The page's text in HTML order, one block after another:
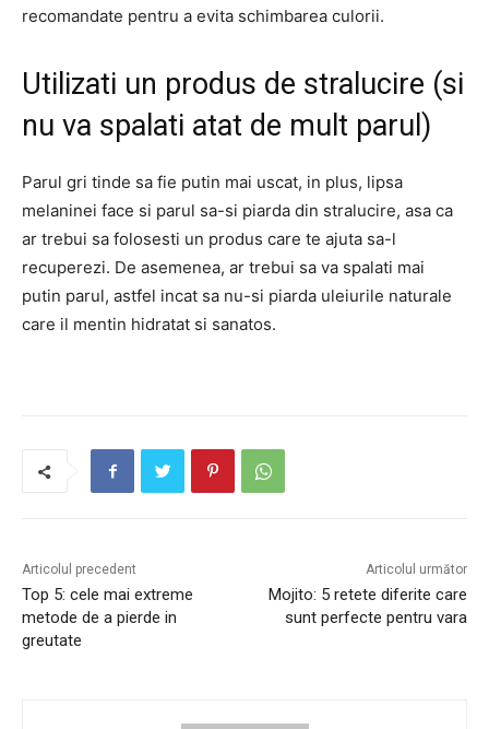
recomandate pentru a evita schimbarea culorii.
Utilizati un produs de stralucire (si
nu va spalati atat de mult parul)
Parul gri tinde sa fie putin mai uscat, in plus, lipsa
melaninei face si parul sa-si piarda din stralucire, asa ca
ar trebui sa folosesti un produs care te ajuta sa-l
recuperezi. De asemenea, ar trebui sa va spalati mai
putin parul, astfel incat sa nu-si piarda uleiurile naturale
care il mentin hidratat si sanatos.
Articolul precedent
Top 5: cele mai extreme
metode de a pierde in
greutate
Articolul următor
Mojito: 5 retete diferite care
sunt perfecte pentru vara